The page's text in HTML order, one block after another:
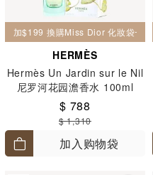
加$199 換購Miss Dior 化妝袋一個
HERMÈS
Hermès Un Jardin sur le Nil
尼罗河花园澹香水 100ml
$ 788
$ 1,310
加入购物袋